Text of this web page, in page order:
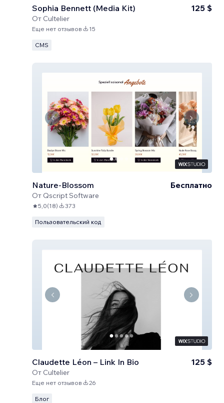
Sophia Bennett (Media Kit)
От Cultelier
125 $
Еще нет отзывов 15
CMS
Nature-Blossom
От Qscript Software
Бесплатно
5,0(18) 373
Пользовательский код
Claudette Léon – Link In Bio
От Cultelier
125 $
Еще нет отзывов 26
Блог